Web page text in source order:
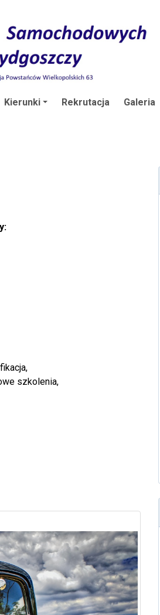
Kierunki Rekrutacja Galeria
szkolenia,